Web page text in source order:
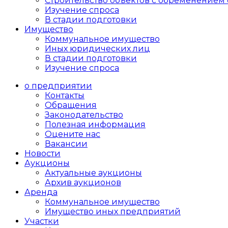
Изучение спроса
В стадии подготовки
Имущество
Коммунальное имущество
Иных юридических лиц
В стадии подготовки
Изучение спроса
о предприятии
Контакты
Обращения
Законодательство
Полезная информация
Оцените нас
Вакансии
Новости
Аукционы
Актуальные аукционы
Архив аукционов
Аренда
Коммунальное имущество
Имущество иных предприятий
Участки